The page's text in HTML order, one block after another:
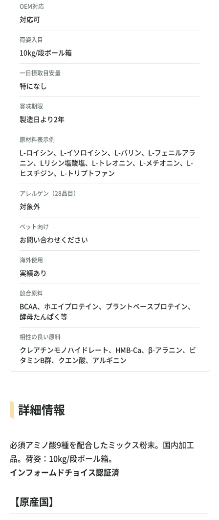
OEM対応
対応可
荷姿入目
10kg/段ボール箱
一日摂取目安量
特になし
賞味期限
製造日より2年
原材料表示例
L-ロイシン、L-イソロイシン、L-バリン、L-フェニルアラ
ニン、Lリシン塩酸塩、L-トレオニン、L-メチオニン、L-
ヒスチジン、L-トリプトファン
アレルゲン（28品目）
対象外
ペット向け
お問い合わせください
海外使用
実績あり
競合原料
BCAA、ホエイプロテイン、プラントベースプロテイン、
酵母たんぱく等
相性の良い原料
クレアチンモノハイドレート、HMB-Ca、β-アラニン、ビ
タミンB群、クエン酸、アルギニン
詳細情報
必須アミノ酸9種を配合したミックス粉末。国内加工
品。荷姿：10kg/段ボール箱。
インフォームドチョイス認証済
【原産国】